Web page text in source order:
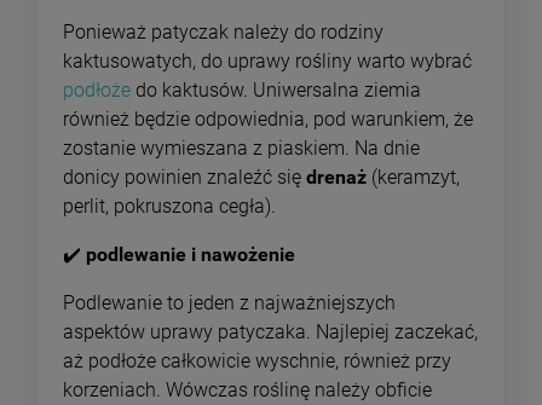
Ponieważ patyczak należy do rodziny
kaktusowatych, do uprawy rośliny warto wybrać
podłoże do kaktusów. Uniwersalna ziemia
również będzie odpowiednia, pod warunkiem, że
zostanie wymieszana z piaskiem. Na dnie
donicy powinien znaleźć się drenaż (keramzyt,
perlit, pokruszona cegła).
✔️ podlewanie i nawożenie
Podlewanie to jeden z najważniejszych
aspektów uprawy patyczaka. Najlepiej zaczekać,
aż podłoże całkowicie wyschnie, również przy
korzeniach. Wówczas roślinę należy obficie